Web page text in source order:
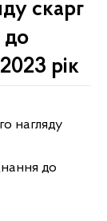
скарг
до
рік
нагляду
до